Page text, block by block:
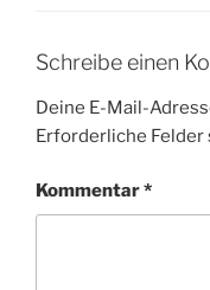
Schreibe einen
Deine E-Mail-
Erforderliche Felder
Kommentar*